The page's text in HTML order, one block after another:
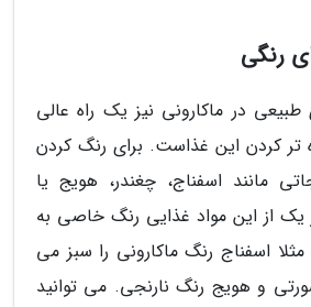
رنگی
در ماکارونی نیز یک راه عالی
تر کردن این غذاست. برای رنگ کردن
مانند اسفناج، چغندر، هویج یا
یک از این مواد غذایی رنگ خاصی به
اسفناج رنگ ماکارونی را سبز می
و هویج رنگ نارنجی. می توانید